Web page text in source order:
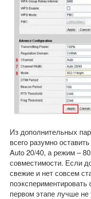
Из дополнительных
всего разумно
Auto 20/40, а режим –
совместимости. Если
свежие и нет совсем
первом этапе лучше не